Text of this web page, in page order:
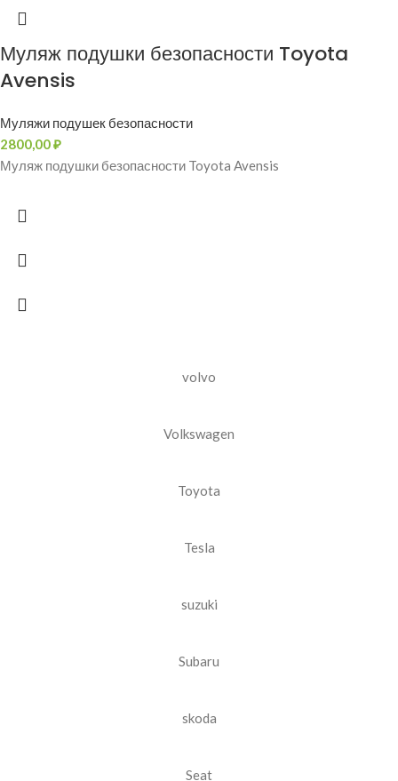
Муляж подушки безопасности Toyota
Avensis
Муляжи подушек безопасности
2800,00₽
Муляж подушки безопасности Toyota Avensis
volvo
Volkswagen
Toyota
Tesla
suzuki
Subaru
skoda
Seat